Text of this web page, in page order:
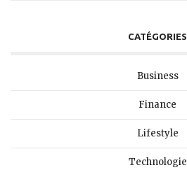
CATÉGORIES
Business
Finance
Lifestyle
Technologie